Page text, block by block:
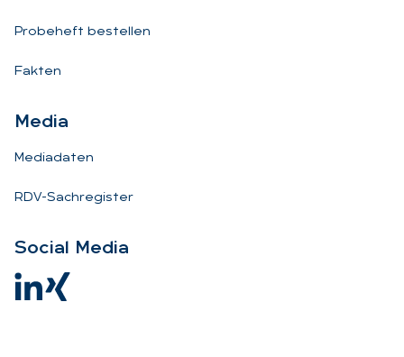
Probeheft bestellen
Fakten
Me­dia
Mediadaten
RDV-Sachregister
So­ci­al Me­dia